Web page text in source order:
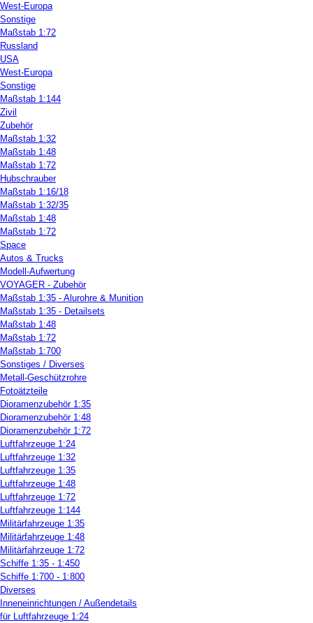
West-Europa
Sonstige
Maßstab 1:72
Russland
USA
West-Europa
Sonstige
Maßstab 1:144
Zivil
Zubehör
Maßstab 1:32
Maßstab 1:48
Maßstab 1:72
Hubschrauber
Maßstab 1:16/18
Maßstab 1:32/35
Maßstab 1:48
Maßstab 1:72
Space
Autos & Trucks
Modell-Aufwertung
VOYAGER - Zubehör
Maßstab 1:35 - Alurohre & Munition
Maßstab 1:35 - Detailsets
Maßstab 1:48
Maßstab 1:72
Maßstab 1:700
Sonstiges / Diverses
Metall-Geschützrohre
Fotoätzteile
Dioramenzubehör 1:35
Dioramenzubehör 1:48
Dioramenzubehör 1:72
Luftfahrzeuge 1:24
Luftfahrzeuge 1:32
Luftfahrzeuge 1:35
Luftfahrzeuge 1:48
Luftfahrzeuge 1:72
Luftfahrzeuge 1:144
Militärfahrzeuge 1:35
Militärfahrzeuge 1:48
Militärfahrzeuge 1:72
Schiffe 1:35 - 1:450
Schiffe 1:700 - 1:800
Diverses
Inneneinrichtungen / Außendetails
für Luftfahrzeuge 1:24